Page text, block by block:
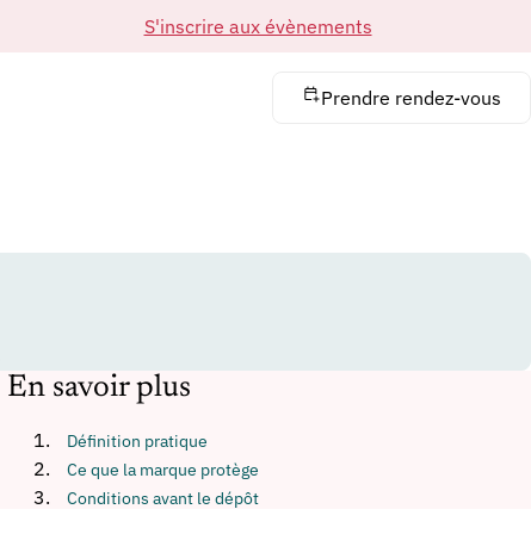
S'inscrire aux évènements
Prendre rendez-vous
En savoir plus
Définition pratique
Ce que la marque protège
Conditions avant le dépôt